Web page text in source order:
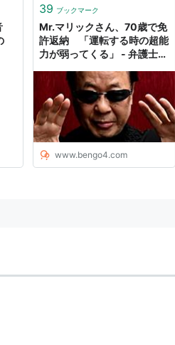
39 ブックマーク
Mr.マリックさん、70歳で免
許返納 「運転する時の超能
力が弱ってくる」 - 弁護士ド
www.bengo4.com